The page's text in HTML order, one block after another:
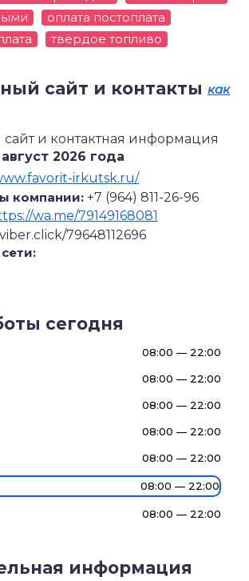
оплата постоплата
твёрдое топливо
сайт и контакты как
и контактная информация
2026 года
irkutsk.ru/
компании: +7 (964) 811-26-96
wa.me/79149168081
79648112696
сегодня
08:00 — 22:00
08:00 — 22:00
08:00 — 22:00
08:00 — 22:00
08:00 — 22:00
08:00 — 22:00
08:00 — 22:00
информация